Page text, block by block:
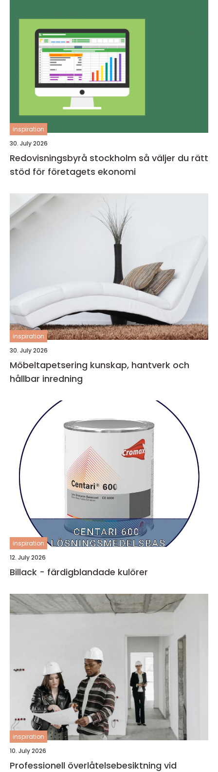
inspiration
30. July 2026
Redovisningsbyrå stockholm så väljer du rätt
stöd för företagets ekonomi
inspiration
30. July 2026
Möbeltapetsering kunskap, hantverk och
hållbar inredning
inspiration
12. July 2026
Billack - färdigblandade kulörer
inspiration
10. July 2026
Professionell överlåtelsebesiktning vid